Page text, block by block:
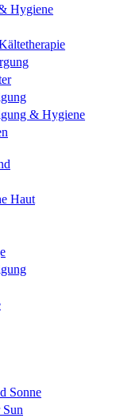
Hygiene
& Hygiene
Haut
Sonne